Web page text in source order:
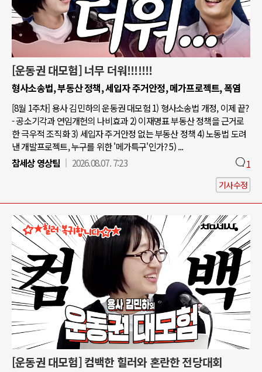
[운동권 대모험] 너무 더워!!!!!!!
형사소송법, 부동산 정책, 세입자 주거안정, 메가프로젝트, 폭염
[8월 1주차] 용사 김민하의 운동권 대모험 1) 형사소송법 개정, 이제 끝?
- 공소기각과 연임개헌의 나비효과 2) 이재명표 부동산 정책을 근거로
한 극우적 조직화 3) 세입자 주거안정 없는 부동산 정책 4) 노동법 도려
낸 개발프로젝트, 누구를 위한 '메가특구'인가? 5) ...
참세상 영상팀
2026.08.07. 7:23 1
기사수정
[운동권 대모험] 컴백한 힐러와 혼란한 전당대회